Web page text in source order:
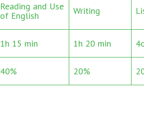
Reading and Use
of English
Writing
1h 15 min 1h 20 min
40% 20%